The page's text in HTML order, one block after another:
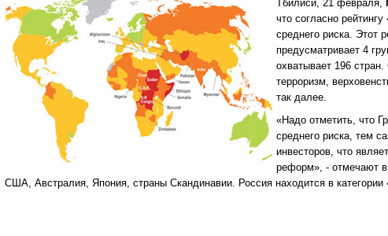
Тбилиси, 21 февраля,
что согласно
среднего риска. Этот
предусматривает 4
охватывает 196
терроризм,
так далее.
«Надо отметить, что
среднего риска, тем
инвесторов, что
реформ», - отмечают в
США, Австралия, Япония, страны Скандинавии. Россия находится в категории